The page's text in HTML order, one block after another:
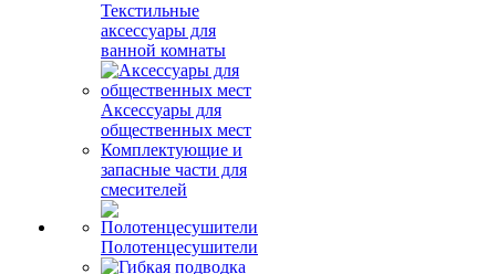
Текстильные
аксессуары для
ванной комнаты
Аксессуары для
общественных мест
Комплектующие и
запасные части для
смесителей
Полотенцесушители